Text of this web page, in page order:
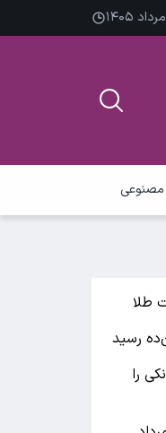
طلا
رسید
بانکی را